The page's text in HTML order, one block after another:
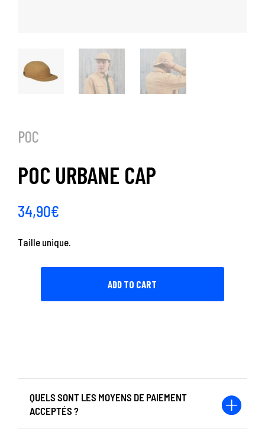
POC
POC URBANE CAP
34,90€
Taille unique.
ADD TO CART
QUELS SONT LES MOYENS DE PAIEMENT
ACCEPTÉS ?